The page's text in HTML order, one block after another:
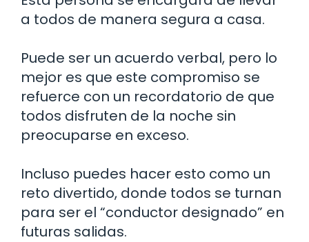
a todos de manera segura a casa.
Puede ser un acuerdo verbal, pero lo
mejor es que este compromiso se
refuerce con un recordatorio de que
todos disfruten de la noche sin
preocuparse en exceso.
Incluso puedes hacer esto como un
reto divertido, donde todos se turnan
para ser el “conductor designado” en
futuras salidas.